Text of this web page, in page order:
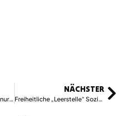
Kerns CETA-Umfaller nützt nur Hofer (und Konzernen)
NÄCHSTER
Freiheitliche „Leerstelle“ Sozialpolitik?